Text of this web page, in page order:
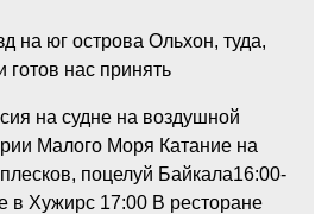
на юг острова Ольхон, туда,
готов нас принять
на судне на воздушной
Малого Моря Катание на
поцелуй Байкала16:00-
в Хужирс 17:00 В ресторане